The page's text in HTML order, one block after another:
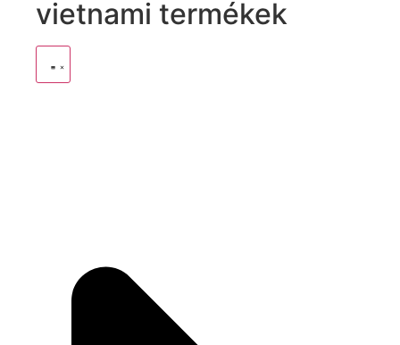
vietnami termékek